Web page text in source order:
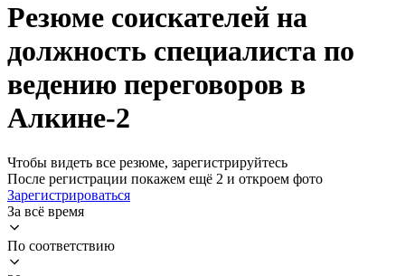
Резюме соискателей на
должность специалиста по
ведению переговоров в
Алкине-2
Чтобы видеть все резюме, зарегистрируйтесь
После регистрации покажем ещё 2 и откроем фото
Зарегистрироваться
За всё время
По соответствию